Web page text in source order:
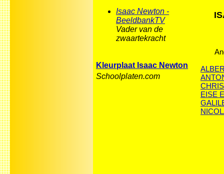
Isaac Newton -
BeeldbankTV
Vader van de
zwaartekracht
Kleurplaat Isaac Newton
Schoolplaten.com
EISE